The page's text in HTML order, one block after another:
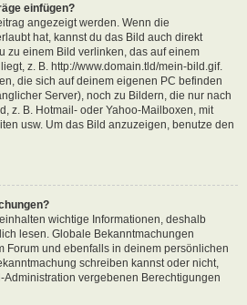
einfügen?
angezeigt werden. Wenn die
hat, kannst du das Bild auch direkt
zu einem Bild verlinken, das auf einem
z. B. http://www.domain.tld/mein-bild.gif.
die sich auf deinem eigenen PC befinden
Server), noch zu Bildern, die nur nach
z. B. Hotmail- oder Yahoo-Mailboxen, mit
usw. Um das Bild anzuzeigen, benutze den
wichtige Informationen, deshalb
lesen. Globale Bekanntmachungen
Forum und ebenfalls in deinem persönlichen
schreiben kannst oder nicht,
vergebenen Berechtigungen